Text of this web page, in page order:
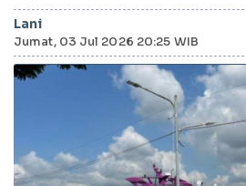
Lani
Jumat, 03 Jul 2026 20:25 WIB